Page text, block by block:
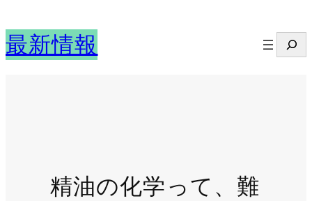
容
を
最新情報
索
精油の化学って、難